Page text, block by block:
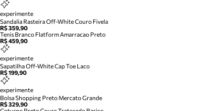
experimente
Sandalia Rasteira Off-White Couro Fivela
R$ 359,90
Tenis Branco Flatform Amarracao Preto
R$ 459,90
experimente
Sapatilha Off-White Cap Toe Laco
R$ 199,90
experimente
Bolsa Shopping Preto Mercato Grande
R$ 329,90